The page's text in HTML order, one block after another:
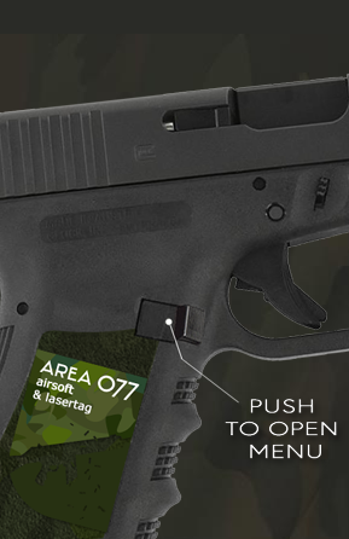
HOME
AREA 077
MITGLIEDER
FAQ
CONTACT